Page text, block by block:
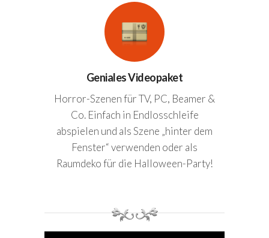
Geniales Videopaket
Horror-Szenen für TV, PC, Beamer &
Co. Einfach in Endlosschleife
abspielen und als Szene „hinter dem
Fenster“ verwenden oder als
Raumdeko für die Halloween-Party!